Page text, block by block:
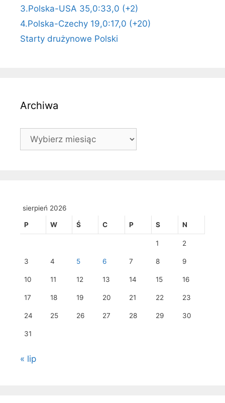
3.Polska-USA 35,0:33,0 (+2)
4.Polska-Czechy 19,0:17,0 (+20)
Starty drużynowe Polski
Archiwa
Archiwa
sierpień 2026
P W Ś C P S N
1 2
3 4 5 6 7 8 9
10 11 12 13 14 15 16
17 18 19 20 21 22 23
24 25 26 27 28 29 30
31
« lip